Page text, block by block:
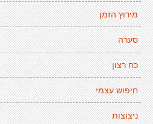
מירוץ הזמן
סערה
כח רצון
חיפוש עצמי
ניצוצות